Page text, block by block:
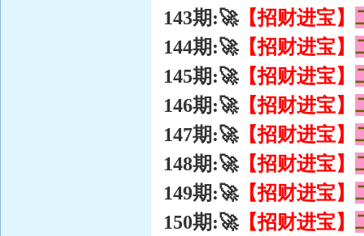
143期:🚀【招财进宝】
144期:🚀【招财进宝】
145期:🚀【招财进宝】
146期:🚀【招财进宝】
147期:🚀【招财进宝】
148期:🚀【招财进宝】
149期:🚀【招财进宝】
150期:🚀【招财进宝】